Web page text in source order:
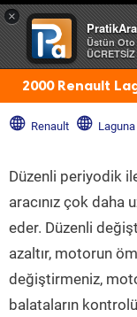
×
Üstün Oto
2000 Renault
Renault Laguna
Düzenli periyodik
aracınız çok daha
eder. Düzenli
azaltır, motorun
değiştirmeniz,
balataların